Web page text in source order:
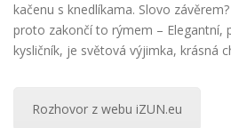
kačenu s knedlíkama. Slovo
proto zakončí to rýmem – Elegantní,
kysličník, je světová výjimka, krásná
Rozhovor z webu iZUN.eu